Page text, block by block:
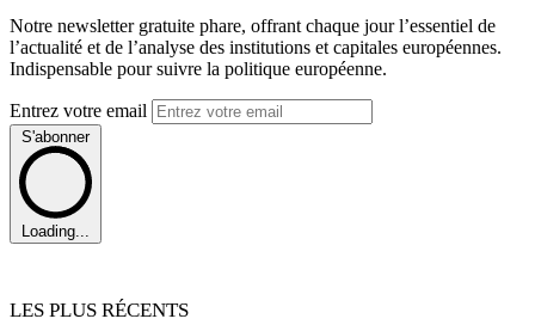
Notre newsletter gratuite phare, offrant chaque jour l’essentiel de
l’actualité et de l’analyse des institutions et capitales européennes.
Indispensable pour suivre la politique européenne.
Entrez votre email
S'abonner
Loading...
LES PLUS RÉCENTS